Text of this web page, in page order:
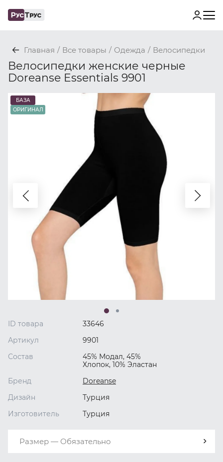
Главная / Все товары / Одежда / Велосипедки
Велосипедки женские черные
Doreanse Essentials 9901
БАЗА
ОРИГИНАЛ
ID товара
33646
Артикул
9901
Состав
45% Модал, 45%
Хлопок, 10% Эластан
Бренд
Doreanse
Дизайн
Турция
Изготовитель
Турция
Размер — Обязательно